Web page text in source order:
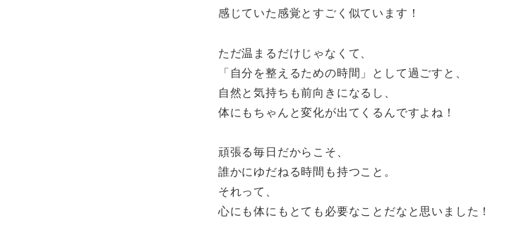
感じていた感覚とすごく似ています！
ただ温まるだけじゃなくて、
「自分を整えるための時間」として過ごすと、
自然と気持ちも前向きになるし、
体にもちゃんと変化が出てくるんですよね！
頑張る毎日だからこそ、
誰かにゆだねる時間も持つこと。
それって、
心にも体にもとても必要なことだなと思いました！